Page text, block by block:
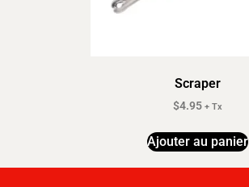
Scraper
$4.95 + Tx
Ajouter au panier